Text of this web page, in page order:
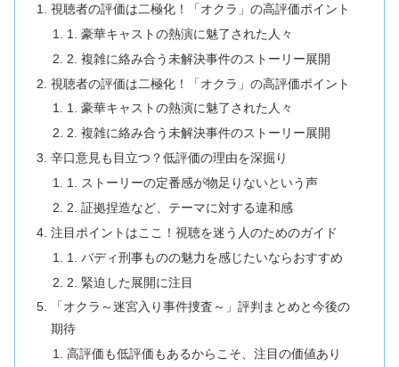
視聴者の評価は二極化！「オクラ」の高評価ポイント
1. 豪華キャストの熱演に魅了された人々
2. 複雑に絡み合う未解決事件のストーリー展開
視聴者の評価は二極化！「オクラ」の高評価ポイント
1. 豪華キャストの熱演に魅了された人々
2. 複雑に絡み合う未解決事件のストーリー展開
辛口意見も目立つ？低評価の理由を深掘り
1. ストーリーの定番感が物足りないという声
2. 証拠捏造など、テーマに対する違和感
注目ポイントはここ！視聴を迷う人のためのガイド
1. バディ刑事ものの魅力を感じたいならおすすめ
2. 緊迫した展開に注目
「オクラ～迷宮入り事件捜査～」評判まとめと今後の
期待
高評価も低評価もあるからこそ、注目の価値あり